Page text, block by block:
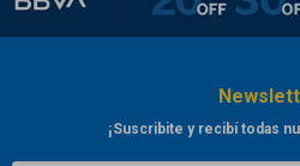
¡Suscribite y recibí todas